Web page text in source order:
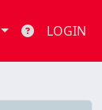
LOGIN